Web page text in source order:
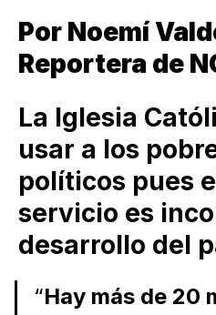
Por Noemí
Reportera de
La Iglesia
usar a los
políticos pues
servicio es
desarrollo del
“Hay más de 20